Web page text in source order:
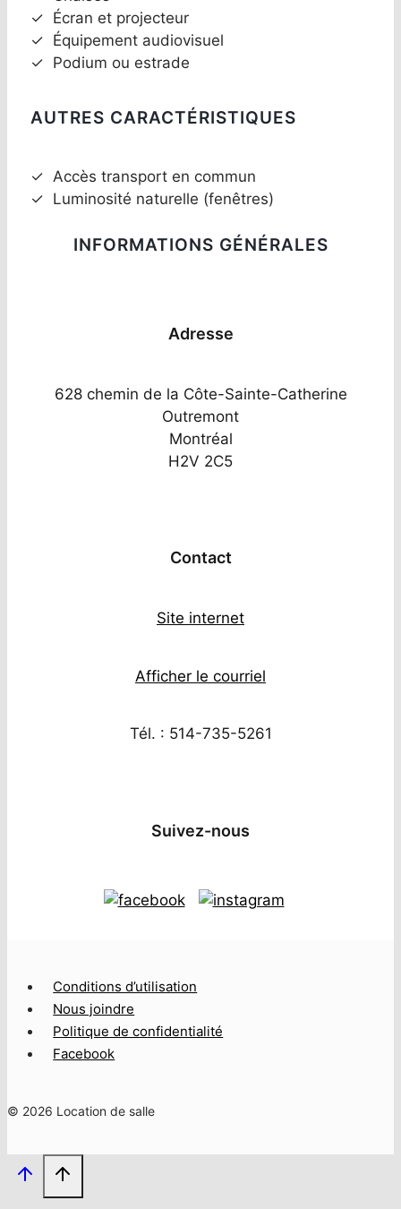
✓ Écran et projecteur
✓ Équipement audiovisuel
✓ Podium ou estrade
AUTRES CARACTÉRISTIQUES
✓ Accès transport en commun
✓ Luminosité naturelle (fenêtres)
INFORMATIONS GÉNÉRALES
Adresse
628 chemin de la Côte-Sainte-Catherine
Outremont
Montréal
H2V 2C5
Contact
Site internet
Afficher le courriel
Tél. : 514-735-5261
Suivez-nous
Conditions d’utilisation
Nous joindre
Politique de confidentialité
Facebook
© 2026 Location de salle